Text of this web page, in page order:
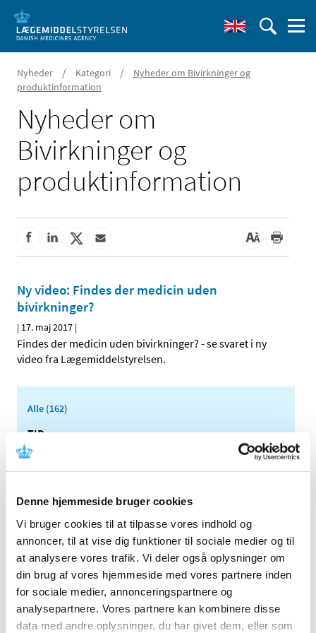
Denne hjemmeside bruger cookies
Vi bruger cookies til at tilpasse vores indhold og
annoncer, til at vise dig funktioner til sociale medier og til
at analysere vores trafik. Vi deler også oplysninger om
din brug af vores hjemmeside med vores partnere inden
for sociale medier, annonceringspartnere og
analysepartnere. Vores partnere kan kombinere disse
data med andre oplysninger, du har givet dem, eller som
Nyheder / Kategori /
Nyheder om Bivirkninger og
produktinformation
Nyheder om
Bivirkninger og
produktinformation
Ny video: Findes der medicin uden
bivirkninger?
| 17. maj 2017 |
Findes der medicin uden bivirkninger? - se svaret i ny
video fra Lægemiddelstyrelsen.
Alle (162)
TID
2026 (5)
2025 (8)
2022 (2)
2021 (15)
2020 (32)
2019 (12)
2018 (25)